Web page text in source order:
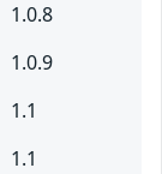
1.0.8
1.0.9
1.1
1.1